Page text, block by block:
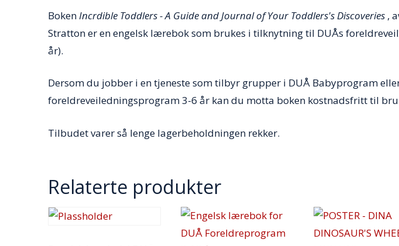
BokenIncrdible Toddlers - A Guide and Journal of Your Toddlers's Discoveries ,
Stratton er en engelsk lærebok som brukes i tilknytning til DUÅs
år).
Dersom du jobber i en tjeneste som tilbyr grupper i DUÅ Babyprogram
foreldreveiledningsprogram 3-6 år kan du motta boken kostnadsfritt til
Tilbudet varer så lenge lagerbeholdningen rekker.
Relaterte produkter